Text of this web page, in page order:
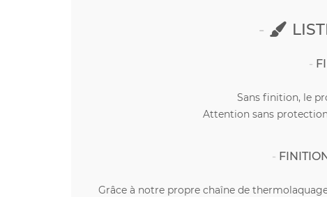
Sans finition, le
Attention sans
Grâce à notre propre chaîne de